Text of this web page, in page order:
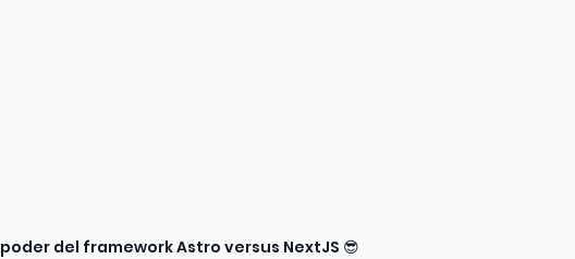
poder del framework Astro versus NextJS 😎